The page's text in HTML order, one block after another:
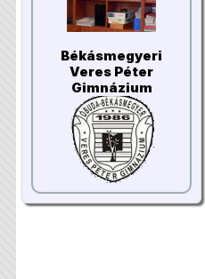
Békásmegyeri
Veres Péter
Gimnázium